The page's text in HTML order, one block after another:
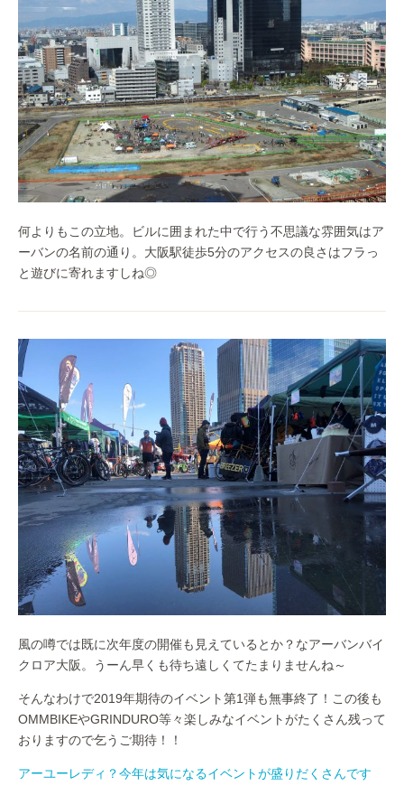
何よりもこの立地。ビルに囲まれた中で行う不思議な雰囲気はア
ーバンの名前の通り。大阪駅徒歩5分のアクセスの良さはフラっ
と遊びに寄れますしね◎
風の噂では既に次年度の開催も見えているとか？なアーバンバイ
クロア大阪。うーん早くも待ち遠しくてたまりませんね～
そんなわけで2019年期待のイベント第1弾も無事終了！この後も
OMMBIKEやGRINDURO等々楽しみなイベントがたくさん残って
おりますので乞うご期待！！
アーユーレディ？今年は気になるイベントが盛りだくさんです